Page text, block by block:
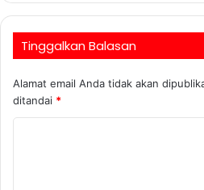
Tinggalkan Balasan
Alamat email Anda tidak akan
ditandai *